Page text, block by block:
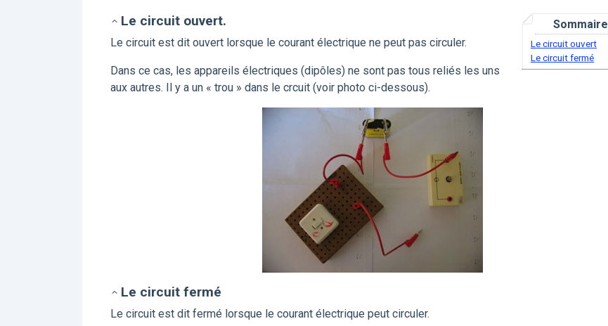
Sommaire
Le circuit ouvert
Le circuit fermé
Le circuit ouvert.
Le circuit est dit ouvert lorsque le courant électrique ne peut pas circuler.
Dans ce cas, les appareils électriques (dipôles) ne sont pas tous reliés les uns
aux autres. Il y a un « trou » dans le crcuit (voir photo ci-dessous).
Le circuit fermé
Le circuit est dit fermé lorsque le courant électrique peut circuler.